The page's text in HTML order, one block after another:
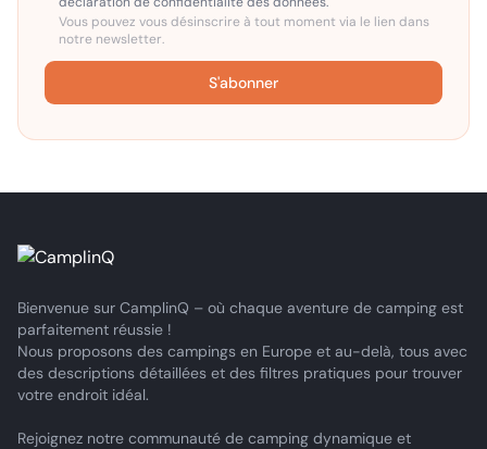
Vous pouvez vous désinscrire à tout moment via le lien dans
notre newsletter.
S'abonner
Bienvenue sur CamplinQ – où chaque aventure de camping est
parfaitement réussie !
Nous proposons des campings en Europe et au-delà, tous avec
des descriptions détaillées et des filtres pratiques pour trouver
votre endroit idéal.
Rejoignez notre communauté de camping dynamique et